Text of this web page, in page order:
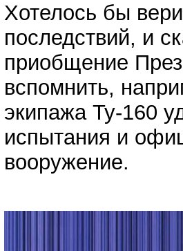
Хотелось бы
последствий, и
приобщение
вспомнить,
экипажа Ту-160
испытания и
вооружение.